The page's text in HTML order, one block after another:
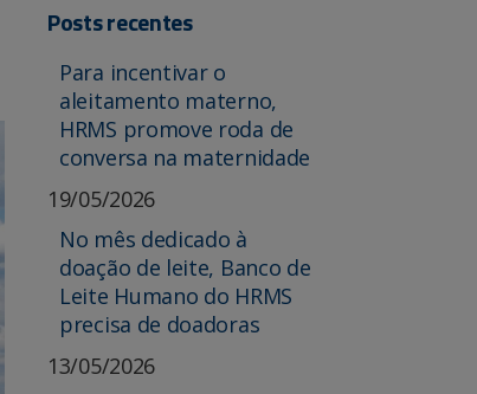
Posts recentes
Para incentivar o
aleitamento materno,
HRMS promove roda de
conversa na maternidade
19/05/2026
No mês dedicado à
doação de leite, Banco de
Leite Humano do HRMS
precisa de doadoras
13/05/2026